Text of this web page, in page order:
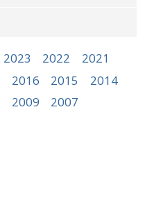
2023 2022
2021
2016 2015
2014
2009 2007